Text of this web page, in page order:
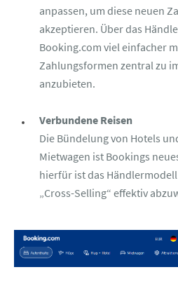
anpassen, um diese neuen
akzeptieren. Über das
Booking.com viel einfacher
Zahlungsformen zentral zu
anzubieten.
Verbundene Reisen
Die Bündelung von Hotels
Mietwagen ist Bookings
hierfür ist das
„Cross-Selling“ effektiv